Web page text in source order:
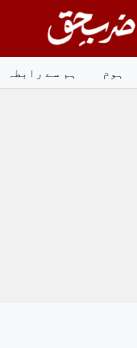
to
content
ہوم
ہم سے رابطہ